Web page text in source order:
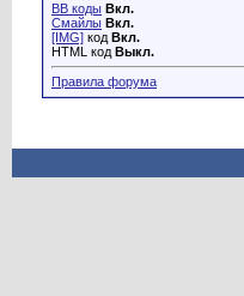
BB коды Вкл.
Смайлы Вкл.
[IMG] код Вкл.
HTML код Выкл.
Правила форума